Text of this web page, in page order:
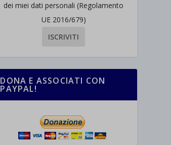
dei miei dati personali (Regolamento
UE 2016/679)
DONA E ASSOCIATI CON
PAYPAL!